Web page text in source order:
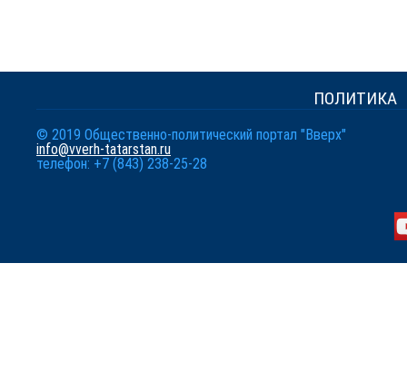
ПОЛИТИКА
© 2019 Общественно-политический портал "Вверх"
info@vverh-tatarstan.ru
телефон: +7 (843) 238-25-28